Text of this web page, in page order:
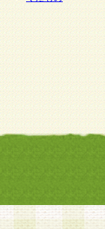
をお預か
商品やサ
了承くだ
6.当社は
加・ 利用
て確認で
いただき
ります。
1.会員と
了し、当
が以下に